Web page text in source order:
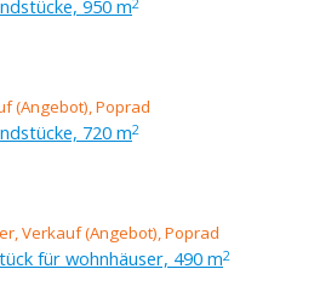
950 m
720 m2
für wohnhäuser, 490 m2